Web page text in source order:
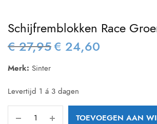
Schijfremblokken Race
€27,95 Oorspronkelijke
€ 24,60
Merk: Sinter
Levertijd 1 á 3 dagen
TOEVOEGEN AAN